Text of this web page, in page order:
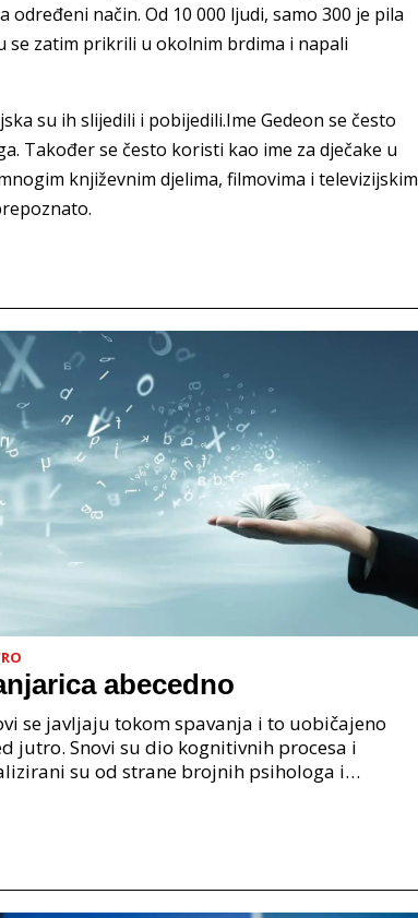
način. Od 10 000 ljudi, samo 300 je pila
se zatim prikrili u okolnim brdima i napali
su ih slijedili i pobijedili.Ime Gedeon se često
Također se često koristi kao ime za dječake u
književnim djelima, filmovima i televizijskim
abecedno
se javljaju tokom spavanja i to uobičajeno
jutro. Snovi su dio kognitivnih procesa i
su od strane brojnih psihologa i